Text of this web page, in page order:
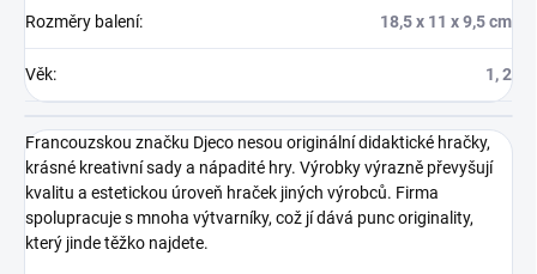
Rozměry balení: 18,5 x 11 x 9,5 cm
Věk: 1, 2
Francouzskou značku Djeco nesou originální didaktické hračky,
krásné kreativní sady a nápadité hry. Výrobky výrazně převyšují
kvalitu a estetickou úroveň hraček jiných výrobců. Firma
spolupracuje s mnoha výtvarníky, což jí dává punc originality,
který jinde těžko najdete.